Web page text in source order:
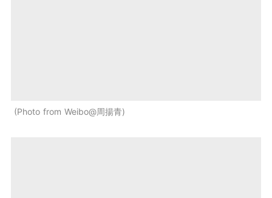
Photo from Weibo@周揚青